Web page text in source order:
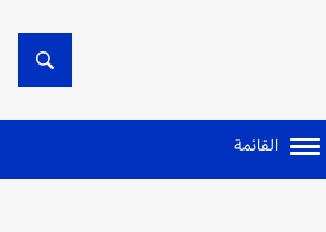
القائمة